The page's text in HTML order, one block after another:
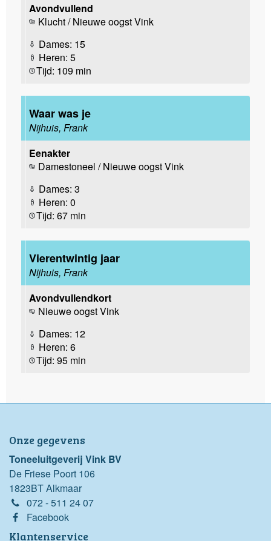
Avondvullend
Klucht / Nieuwe oogst Vink
Dames: 15
Heren: 5
Tijd: 109 min
Waar was je
Nijhuis, Frank
Eenakter
Damestoneel / Nieuwe oogst Vink
Dames: 3
Heren: 0
Tijd: 67 min
Vierentwintig jaar
Nijhuis, Frank
Avondvullendkort
Nieuwe oogst Vink
Dames: 12
Heren: 6
Tijd: 95 min
Onze gegevens
Toneeluitgeverij Vink BV
De Friese Poort 106
1823BT Alkmaar
072 - 511 24 07
Facebook
Klantenservice